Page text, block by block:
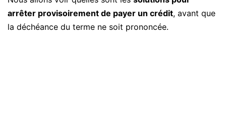
arrêter provisoirement de payer un crédit, avant que
la déchéance du terme ne soit prononcée.